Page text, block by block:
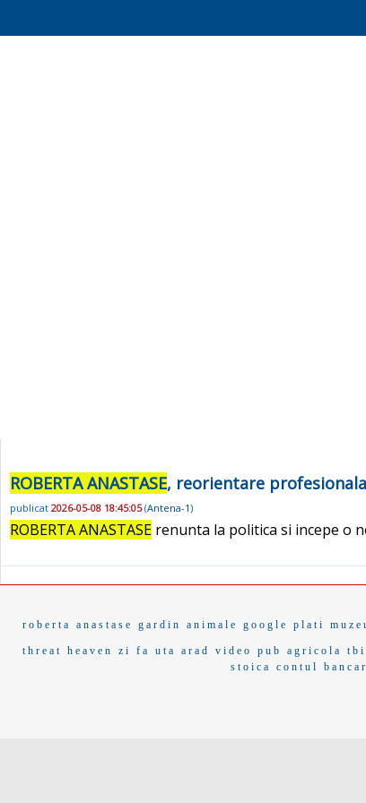
ROBERTA ANASTASE, reorientare
publicat 2026-05-08 18:45:05(Antena-1)
ROBERTA ANASTASE renunta la politica si incepe o
roberta anastase gardin animale google plati
threat heaven zi fa uta arad video pub agricola
stoica
contul bancar